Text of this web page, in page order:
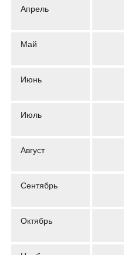
Апрель
Май
Июнь
Июль
Август
Сентябрь
Октябрь